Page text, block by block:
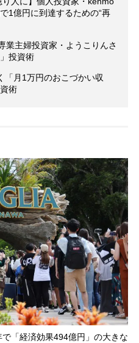
1億円に到達するための“再
主婦投資家・ようこりんさ
投資術
「月1万円のおこづかい収
術
「経済効果494億円」の大きな